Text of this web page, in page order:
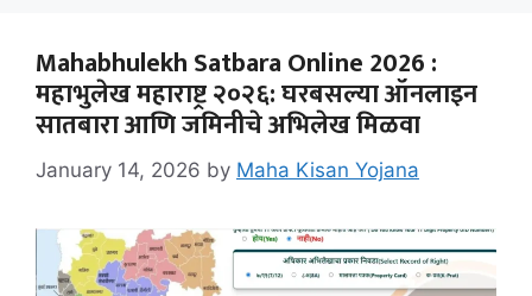
Mahabhulekh Satbara Online 2026 :
महाभुलेख महाराष्ट्र २०२६: घरबसल्या ऑनलाइन
सातबारा आणि जमिनीचे अभिलेख मिळवा
January 14, 2026 by Maha Kisan Yojana